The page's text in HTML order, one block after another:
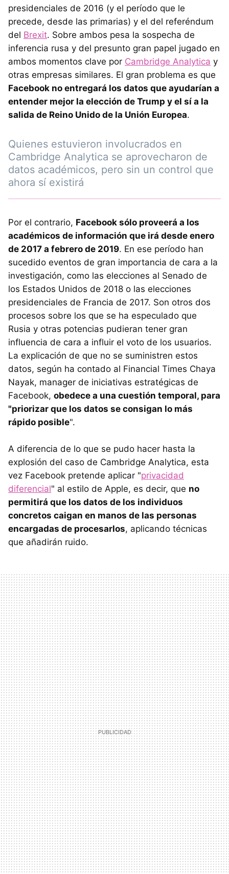
presidenciales de 2016 (y el período que le
precede, desde las primarias) y el del referéndum
del Brexit. Sobre ambos pesa la sospecha de
inferencia rusa y del presunto gran papel jugado en
ambos momentos clave por Cambridge Analytica y
otras empresas similares. El gran problema es que
Facebook no entregará los datos que ayudarían a
entender mejor la elección de Trump y el sí a la
salida de Reino Unido de la Unión Europea.
Quienes estuvieron involucrados en
Cambridge Analytica se aprovecharon de
datos académicos, pero sin un control que
ahora sí existirá
Por el contrario, Facebook sólo proveerá a los
académicos de información que irá desde enero
de 2017 a febrero de 2019. En ese período han
sucedido eventos de gran importancia de cara a la
investigación, como las elecciones al Senado de
los Estados Unidos de 2018 o las elecciones
presidenciales de Francia de 2017. Son otros dos
procesos sobre los que se ha especulado que
Rusia y otras potencias pudieran tener gran
influencia de cara a influir el voto de los usuarios.
La explicación de que no se suministren estos
datos, según ha contado al Financial Times Chaya
Nayak, manager de iniciativas estratégicas de
Facebook, obedece a una cuestión temporal, para
"priorizar que los datos se consigan lo más
rápido posible".
A diferencia de lo que se pudo hacer hasta la
explosión del caso de Cambridge Analytica, esta
vez Facebook pretende aplicar "privacidad
diferencial" al estilo de Apple, es decir, que no
permitirá que los datos de los individuos
concretos caigan en manos de las personas
encargadas de procesarlos, aplicando técnicas
que añadirán ruido.